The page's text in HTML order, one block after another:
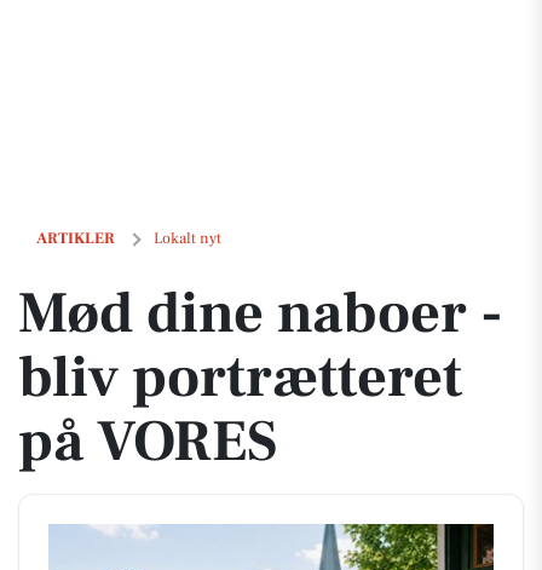
ARTIKLER Lokalt nyt
Mød dine naboer - bliv portrætteret på VORES
Mød dine naboer -
bliv portrætteret
på VORES